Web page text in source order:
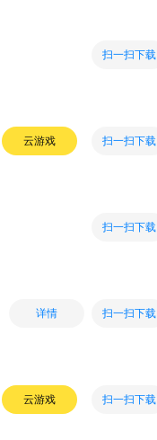
扫一扫下载
云游戏 扫一扫下载
扫一扫下载
详情 扫一扫下载
云游戏 扫一扫下载